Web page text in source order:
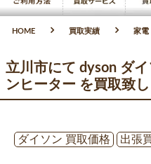
HOME 買取実績 家電
立川市にて dyson ダ
ンヒーター を買取致
ダイソン 買取価格
出張